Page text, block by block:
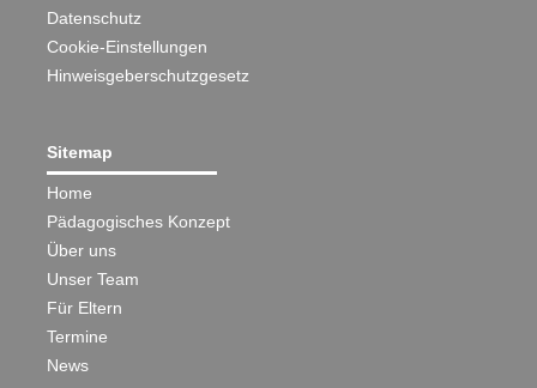
Datenschutz
Cookie-Einstellungen
Hinweisgeberschutzgesetz
Sitemap
Home
Pädagogisches Konzept
Über uns
Unser Team
Für Eltern
Termine
News